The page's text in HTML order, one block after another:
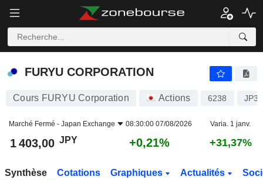
FURYU CORPORATION
FURYU CORPORATION
Cours FURYU Corporation Actions 6238
Marché Fermé - Japan Exchange 08:30:00 07/08/2026 Varia. 1 janv.
1 403,00 JPY +0,21% +31,37%
Synthèse Cotations Graphiques Actualités